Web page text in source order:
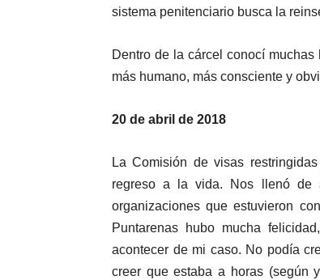
sistema penitenciario busca la
Dentro de la cárcel conocí
más humano, más consciente y
20 de abril de 2018
La Comisión de visas
regreso a la vida. Nos llenó
organizaciones que estuvieron
Puntarenas hubo mucha
acontecer de mi caso. No podía
creer que estaba a horas (según